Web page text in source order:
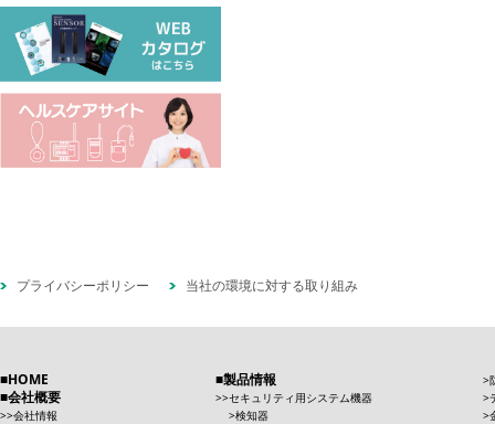
プライバシーポリシー 当社の環境に対する取り組み
HOME
会社概要
会社情報
製品情報
セキュリティ用システム機器
検知器